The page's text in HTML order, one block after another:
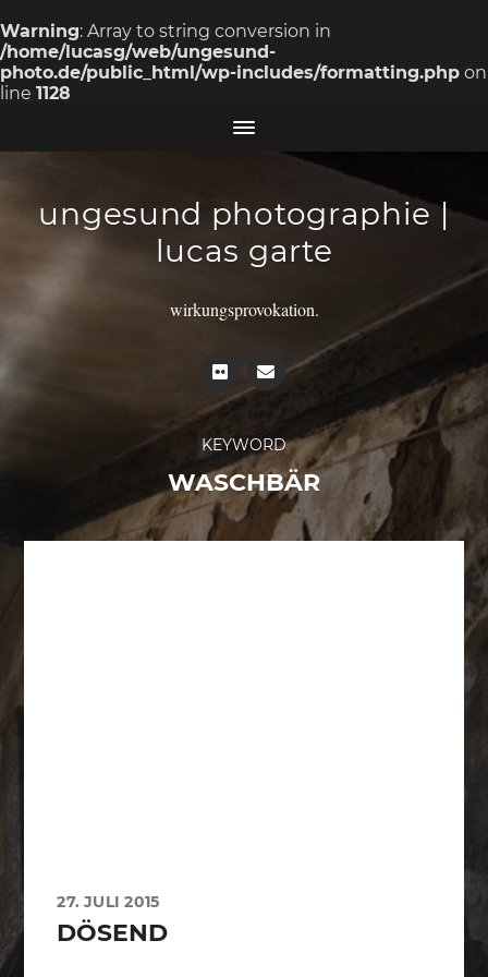
Warning: Array to string conversion in
/home/lucasg/web/ungesund-
photo.de/public_html/wp-includes/formatting.php on
line 1128
ungesund photographie |
lucas garte
wirkungsprovokation.
KEYWORD
WASCHBÄR
27. JULI 2015
DÖSEND